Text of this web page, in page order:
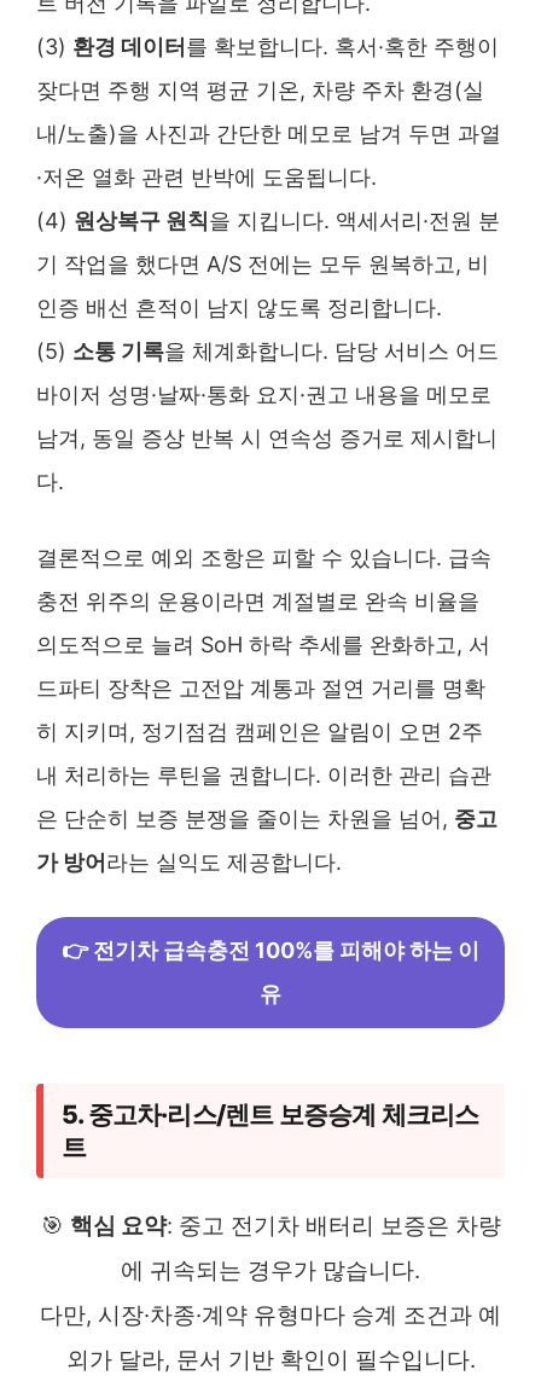
(3) 환경 데이터를 확보합니다. 혹서·혹한 주행이
잦다면 주행 지역 평균 기온, 차량 주차 환경(실
내/노출)을 사진과 간단한 메모로 남겨 두면 과열
·저온 열화 관련 반박에 도움됩니다.
(4) 원상복구 원칙을 지킵니다. 액세서리·전원 분
기 작업을 했다면 A/S 전에는 모두 원복하고, 비
인증 배선 흔적이 남지 않도록 정리합니다.
(5) 소통 기록을 체계화합니다. 담당 서비스 어드
바이저 성명·날짜·통화 요지·권고 내용을 메모로
남겨, 동일 증상 반복 시 연속성 증거로 제시합니
다.
결론적으로 예외 조항은 피할 수 있습니다. 급속
충전 위주의 운용이라면 계절별로 완속 비율을
의도적으로 늘려 SoH 하락 추세를 완화하고, 서
드파티 장착은 고전압 계통과 절연 거리를 명확
히 지키며, 정기점검 캠페인은 알림이 오면 2주
내 처리하는 루틴을 권합니다. 이러한 관리 습관
은 단순히 보증 분쟁을 줄이는 차원을 넘어, 중고
가 방어라는 실익도 제공합니다.
👉 전기차 급속충전 100%를 피해야 하는 이
유
5. 중고차·리스/렌트 보증승계 체크리스
트
🎯 핵심 요약: 중고 전기차 배터리 보증은 차량
에 귀속되는 경우가 많습니다.
다만, 시장·차종·계약 유형마다 승계 조건과 예
외가 달라, 문서 기반 확인이 필수입니다.